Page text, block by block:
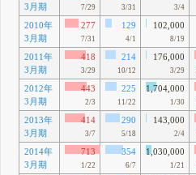
3月期
7/29 3/31 3/4
2010年
3月期
277
7/31
129
4/1
102,000
8/19
2011年
3月期
418
3/29
214
10/12
176,000
3/29
2012年
3月期
443
2/3
225
11/22
1,704,000
1/30
2013年
3月期
414
3/7
290
5/18
143,000
2/4
2014年
3月期
713
1/22
354
6/7
1,030,000
1/21